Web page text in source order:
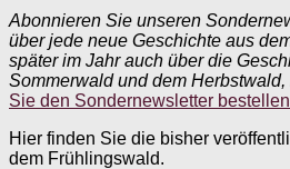
Abonnieren Sie unseren
über jede neue Geschichte aus
später im Jahr auch über die
Sommerwald und dem Herbstwald,
Sie den Sondernewsletter
Hier finden Sie die bisher
dem Frühlingswald.